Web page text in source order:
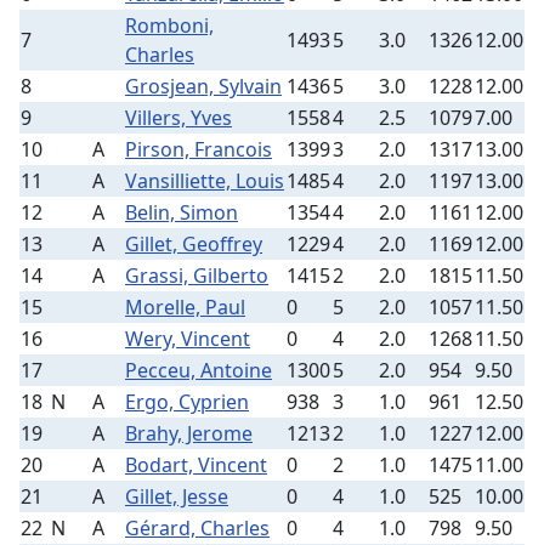
7
Romboni,
Charles
14935 3.0 132612.00
8
Grosjean, Sylvain 14365 3.0 122812.00
9
Villers, Yves 15584 2.5 10797.00
10
A Pirson, Francois 13993 2.0 131713.00
11
A Vansilliette, Louis14854 2.0 119713.00
12
A Belin, Simon 13544 2.0 1161 12.00
13
A Gillet, Geoffrey 12294 2.0 116912.00
14
A Grassi, Gilberto 14152 2.0 181511.50
15
Morelle, Paul 0 5 2.0 105711.50
16
Wery, Vincent 0 4 2.0 126811.50
17
Pecceu, Antoine 13005 2.0 954 9.50
18 N A Ergo, Cyprien 938 3 1.0 961
12.50
19
A Brahy, Jerome 12132 1.0 122712.00
20
A Bodart, Vincent 0 2 1.0 147511.00
21
A Gillet, Jesse 0 4 1.0 525 10.00
22 N A Gérard, Charles 0 4 1.0 798 9.50